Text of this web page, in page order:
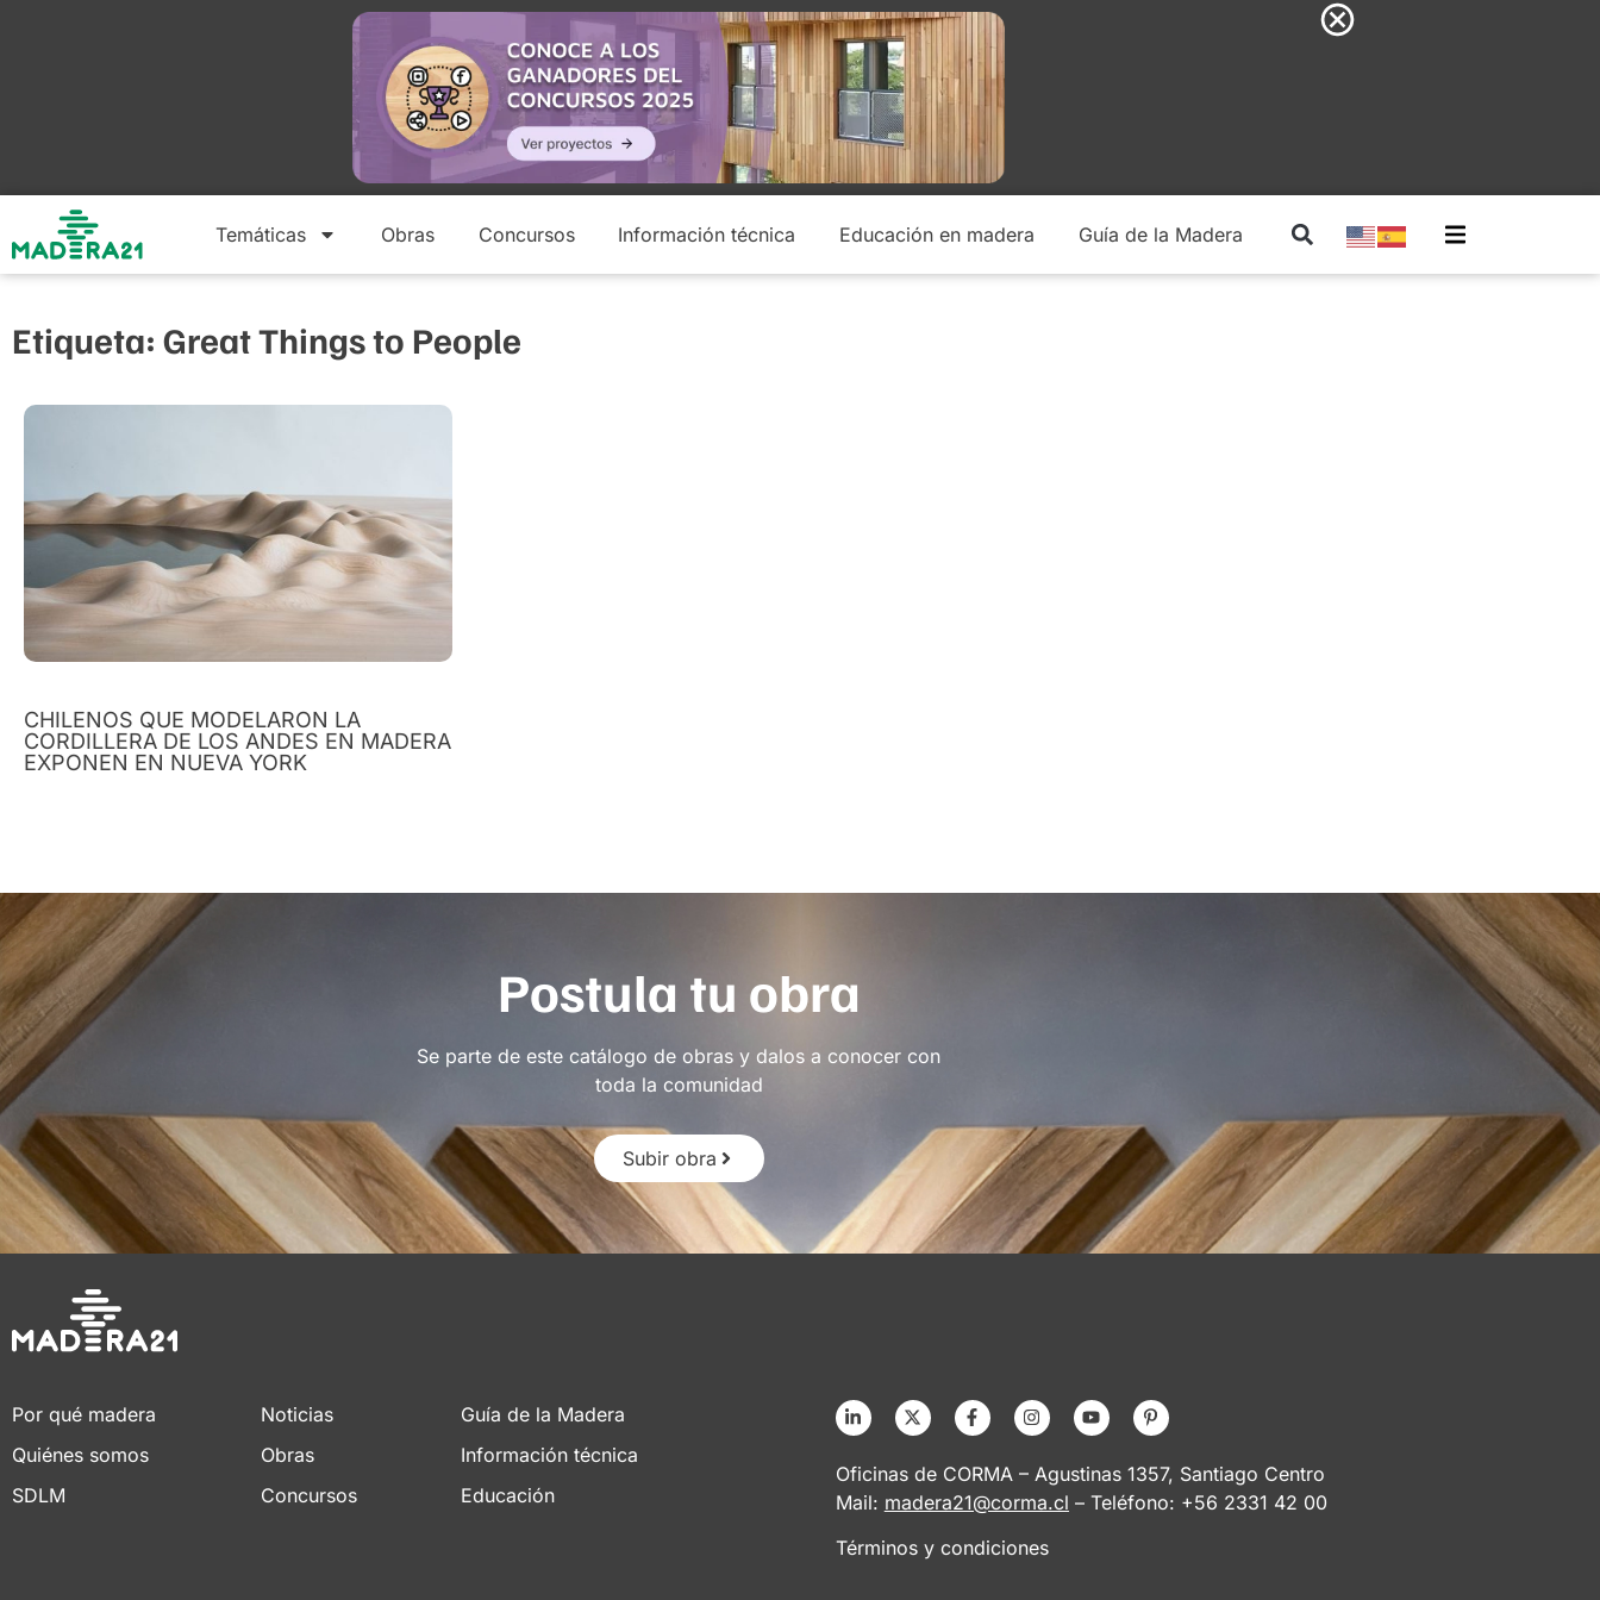
Temáticas Obras Concursos Información técnica Educación en madera Guía de la Madera
Etiqueta: Great Things to People
CHILENOS QUE MODELARON LA
CORDILLERA DE LOS ANDES EN MADERA
EXPONEN EN NUEVA YORK
Postula tu obra
Se parte de este catálogo de obras y dalos a conocer con
toda la comunidad
Subir obra
Por qué madera
Quiénes somos
SDLM
Noticias
Obras
Concursos
Guía de la Madera
Información técnica
Educación
Oficinas de CORMA – Agustinas 1357, Santiago Centro
Mail: madera21@corma.cl – Teléfono: +56 2331 42 00
Términos y condiciones